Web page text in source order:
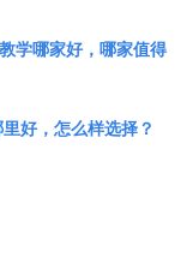
学哪家好，哪家值得
好，怎么样选择？